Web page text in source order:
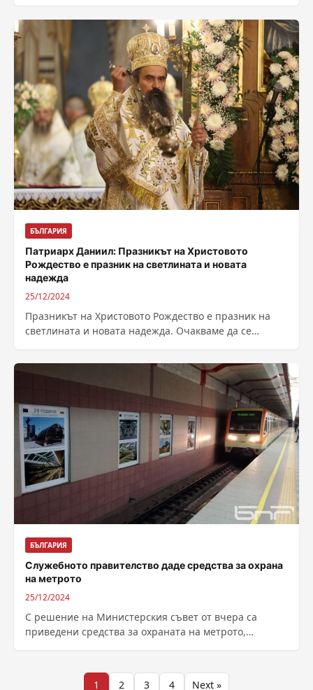
БЪЛГАРИЯ
Патриарх Даниил: Празникът на Христовото
Рождество е празник на светлината и новата
надежда
25/12/2024
Празникът на Христовото Рождество е празник на
светлината и новата надежда. Очакваме да се
БЪЛГАРИЯ
Служебното правителство даде средства за охрана
на метрото
25/12/2024
С решение на Министерския съвет от вчера са
приведени средства за охраната на метрото,
Разделяне1 2 3 4 Next »